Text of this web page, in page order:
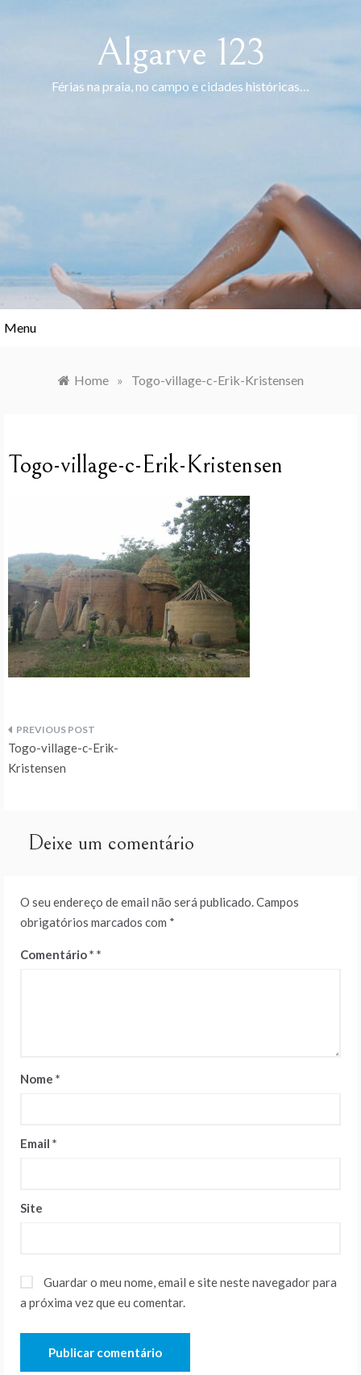
Algarve 123
Férias na praia, no campo e cidades históricas…
Menu
Home » Togo-village-c-Erik-Kristensen
Togo-village-c-Erik-Kristensen
Navegação
de
Togo-village-c-Erik-
Kristensen
Deixe um comentário
O seu endereço de email não será publicado.Campos
obrigatórios marcados com *
Comentário*
Nome *
Email *
Site
Guardar o meu nome, email e site neste navegador para
a próxima vez que eu comentar.